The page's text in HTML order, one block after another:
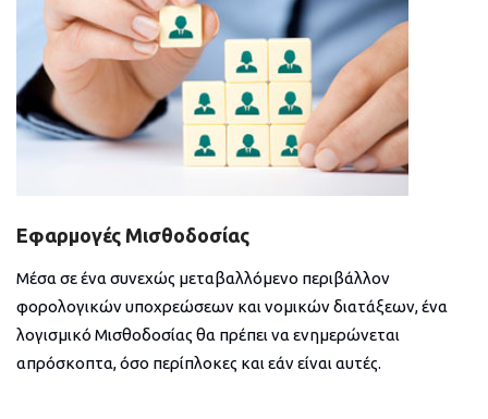
Εφαρμογές Μισθοδοσίας
Μέσα σε ένα συνεχώς μεταβαλλόμενο περιβάλλον
φορολογικών υποχρεώσεων και νομικών διατάξεων, ένα
λογισμικό Μισθοδοσίας θα πρέπει να ενημερώνεται
απρόσκοπτα, όσο περίπλοκες και εάν είναι αυτές.